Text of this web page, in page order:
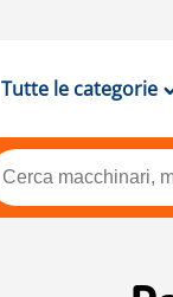
Tutte le categorie